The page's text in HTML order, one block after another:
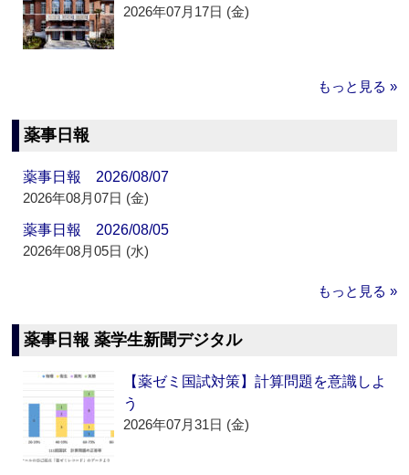
2026年07月17日 (金)
もっと見る »
薬事日報
薬事日報 2026/08/07
2026年08月07日 (金)
薬事日報 2026/08/05
2026年08月05日 (水)
もっと見る »
薬事日報 薬学生新聞デジタル
【薬ゼミ国試対策】計算問題を意識しよ
う
2026年07月31日 (金)